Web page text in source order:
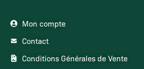
Mon compte
Contact
Conditions Générales de Vente